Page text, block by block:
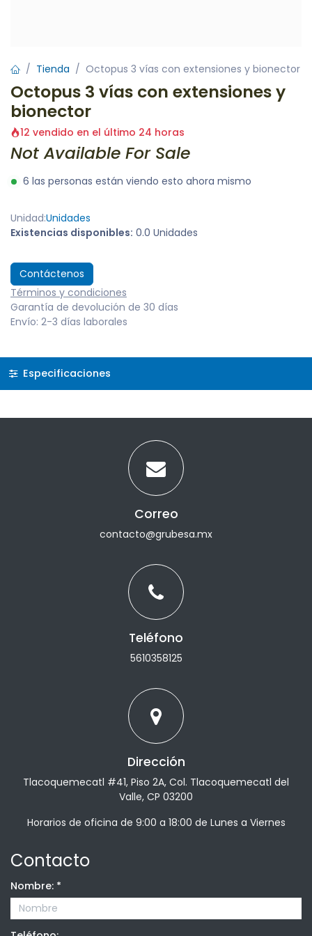
Tienda Octopus 3 vías con extensiones y bionector
Octopus 3 vías con extensiones y
bionector
12 vendido en el último 24 horas
Not Available For Sale
6 las personas están viendo esto ahora mismo
Unidad:Unidades
Existencias disponibles: 0.0 Unidades
Contáctenos
Términos y condiciones
Garantía de devolución de 30 días
Envío: 2-3 días laborales
Especificaciones
Correo
contacto@grubesa.mx
Teléfono
5610358125
Dirección
Tlacoquemecatl #41, Piso 2A, Col. Tlacoquemecatl del
Valle, CP 03200
Horarios de oficina de 9:00 a 18:00 de Lunes a Viernes
Contacto
Nombre: *